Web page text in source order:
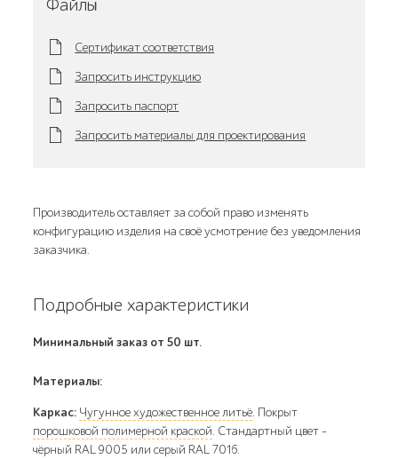
Файлы
Сертификат соответствия
Запросить инструкцию
Запросить паспорт
Запросить материалы для проектирования
Производитель оставляет за собой право изменять
конфигурацию изделия на своё усмотрение без уведомления
заказчика.
Подробные характеристики
Минимальный заказ от 50 шт.
Материалы:
Каркас: Чугунное художественное литьё. Покрыт
порошковой полимерной краской. Стандартный цвет –
чёрный RAL 9005 или серый RAL 7016.